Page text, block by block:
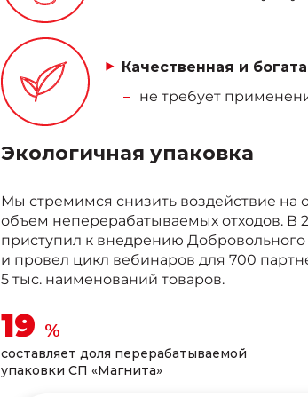
Качественная и
не требует
Экологичная упаковка
Мы стремимся снизить воздействие на
объем неперерабатываемых отходов. В
приступил к внедрению Добровольного
и провел цикл вебинаров для 700
5 тыс. наименований товаров.
25 %
составляет доля перерабатываемой
упаковки СП «Магнита»